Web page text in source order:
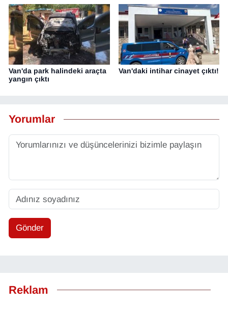
Van'da park halindeki araçta
yangın çıktı
Van'daki intihar cinayet çıktı!
Yorumlar
Gönder
Reklam